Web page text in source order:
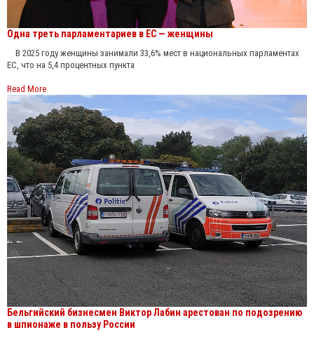
Одна треть парламентариев в ЕС — женщины
В 2025 году женщины занимали 33,6% мест в национальных парламентах
ЕС, что на 5,4 процентных пункта
Read More
Бельгийский бизнесмен Виктор Лабин арестован по подозрению
в шпионаже в пользу России